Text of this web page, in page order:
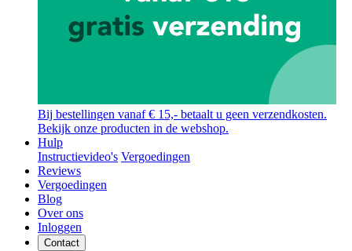
Bij bestellingen vanaf € 15,- betaalt u geen verzendkosten.
Bekijk onze producten in de webshop.
Hulp
Instructievideo's Vergoedingen
Reviews
Vergoedingen
Blog
Over ons
Inloggen
Contact